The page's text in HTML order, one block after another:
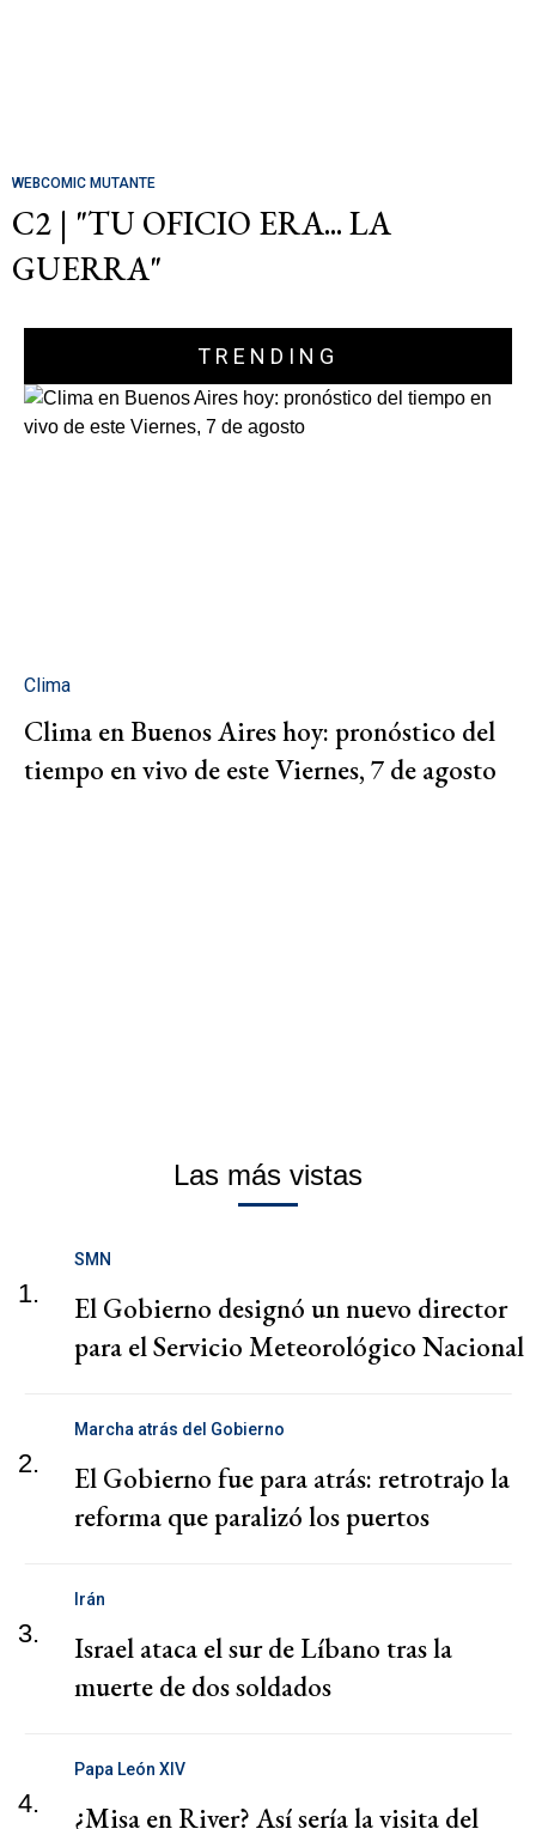
WEBCOMIC MUTANTE
C2 | "TU OFICIO ERA... LA
GUERRA"
TRENDING
Clima
Clima en Buenos Aires hoy: pronóstico del
tiempo en vivo de este Viernes, 7 de agosto
Las más vistas
1.
SMN
El Gobierno designó un nuevo director
para el Servicio Meteorológico Nacional
2.
Marcha atrás del Gobierno
El Gobierno fue para atrás: retrotrajo la
reforma que paralizó los puertos
3.
Irán
Israel ataca el sur de Líbano tras la
muerte de dos soldados
4.
Papa León XIV
¿Misa en River? Así sería la visita del